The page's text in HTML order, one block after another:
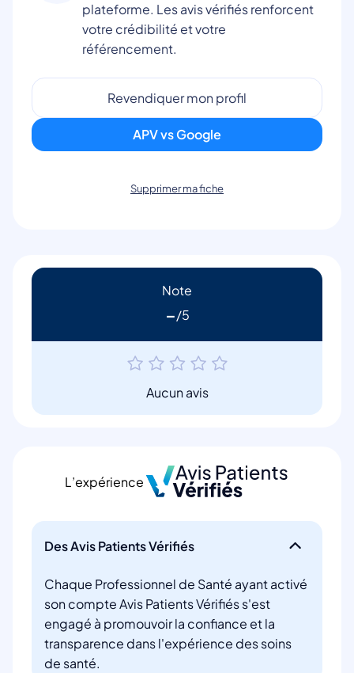
plateforme. Les avis vérifiés renforcent
votre crédibilité et votre
référencement.
Revendiquer mon profil
APV vs Google
Supprimer ma fiche
Note
-
Aucun avis
L’expérience
Des Avis Patients Vérifiés
Chaque Professionnel de Santé ayant activé
son compte Avis Patients Vérifiés s'est
engagé à promouvoir la confiance et la
transparence dans l'expérience des soins
de santé.